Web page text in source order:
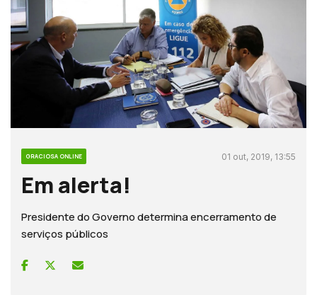
GRACIOSA ONLINE 01 out, 2019, 13:55
Em alerta!
Presidente do Governo determina encerramento de
serviços públicos